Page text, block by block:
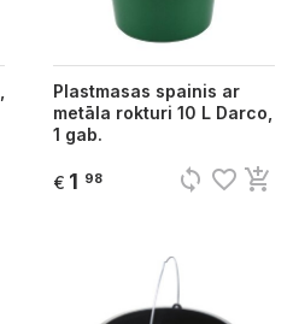
Plastmasas spainis ar
metāla rokturi 10 L Darco,
1 gab.
€ 1 98 sync favorite_border add_shopping_cart